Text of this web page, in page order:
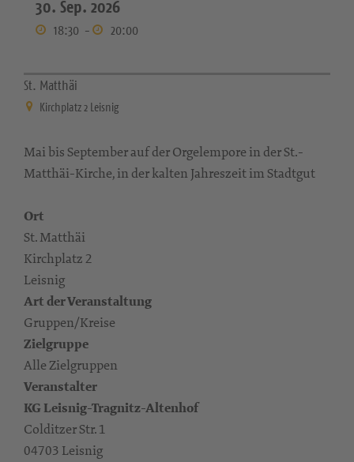
30. Sep. 2026
18:30 - 20:00
St. Matthäi
Kirchplatz 2 Leisnig
Mai bis September auf der Orgelempore in der St.-
Matthäi-Kirche, in der kalten Jahreszeit im Stadtgut
Ort
St. Matthäi
Kirchplatz 2
Leisnig
Art der Veranstaltung
Gruppen/Kreise
Zielgruppe
Alle Zielgruppen
Veranstalter
KG Leisnig-Tragnitz-Altenhof
Colditzer Str. 1
04703 Leisnig